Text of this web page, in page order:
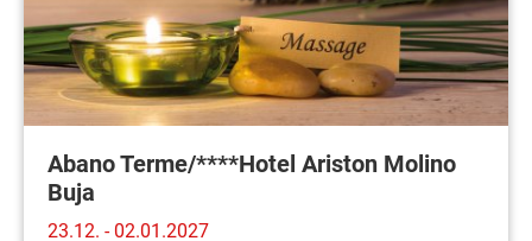
Abano Terme/****Hotel Ariston Molino
Buja
23.12. - 02.01.2027